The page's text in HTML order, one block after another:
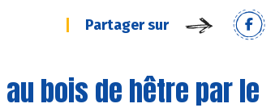
Partager sur
bois de hêtre par le